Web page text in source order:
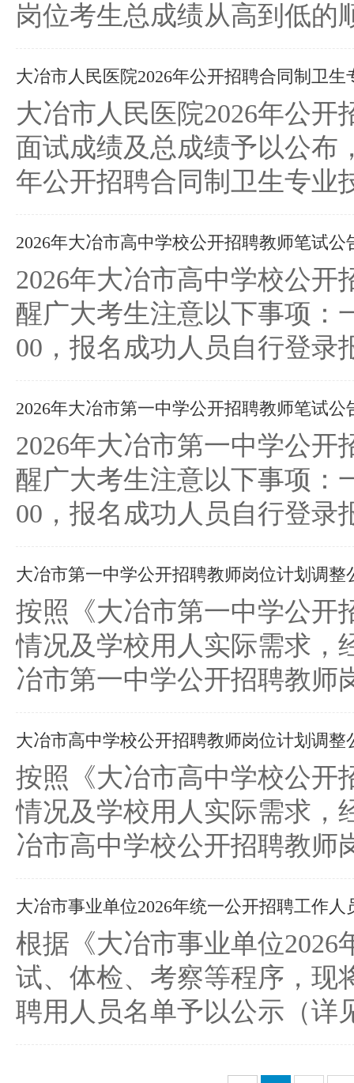
岗位考生总成绩从高到低的
大冶市人民医院2026年公开招聘合同制卫生
大冶市人民医院2026年公
面试成绩及总成绩予以公布
年公开招聘合同制卫生专业
2026年大冶市高中学校公开招聘教师笔试公
2026年大冶市高中学校公开
醒广大考生注意以下事项：
00，报名成功人员自行登录
2026年大冶市第一中学公开招聘教师笔试公
2026年大冶市第一中学公开
醒广大考生注意以下事项：
00，报名成功人员自行登录
大冶市第一中学公开招聘教师岗位计划调整
按照《大冶市第一中学公开
情况及学校用人实际需求，
冶市第一中学公开招聘教师
大冶市高中学校公开招聘教师岗位计划调整
按照《大冶市高中学校公开
情况及学校用人实际需求，
冶市高中学校公开招聘教师
大冶市事业单位2026年统一公开招聘工作人
根据《大冶市事业单位
试、体检、考察等程序，现
聘用人员名单予以公示（详